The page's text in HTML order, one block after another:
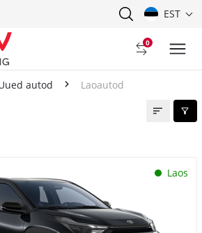
EST
0
autod Laoautod
Laos